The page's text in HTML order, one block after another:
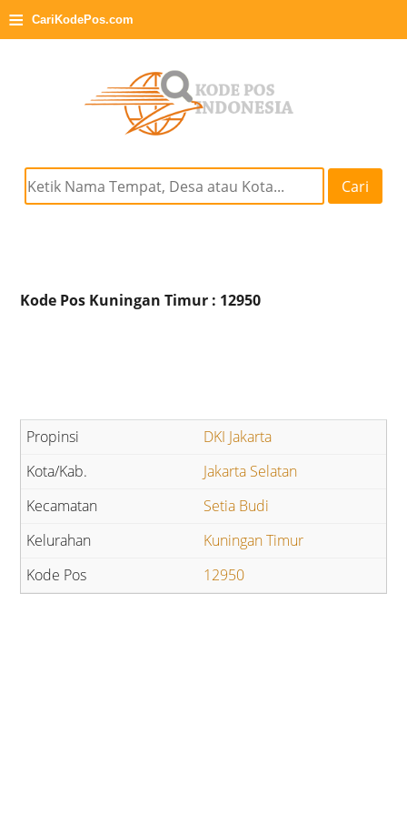
≡ CariKodePos.com
Cari
Kode Pos Kuningan Timur : 12950
DKI Jakarta
Jakarta Selatan
Setia Budi
Kuningan Timur
12950